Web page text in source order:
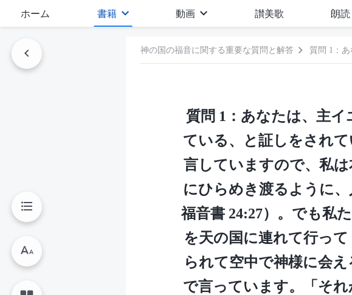
ホーム 書籍 動画 讃美歌 朗読
神の国の福音に関する重要な質問と解答
質問 1：あなたは、主
ている、と証しをされ
言していますので、私
にひらめき渡るように
福音書 24:27）。でも私
を天の国に連れて行っ
られて空中で神様に会
で言っています。「そ